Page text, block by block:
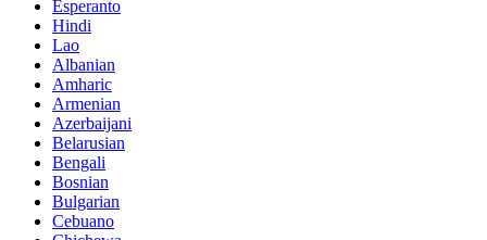
Esperanto
Hindi
Lao
Albanian
Amharic
Armenian
Azerbaijani
Belarusian
Bengali
Bosnian
Bulgarian
Cebuano